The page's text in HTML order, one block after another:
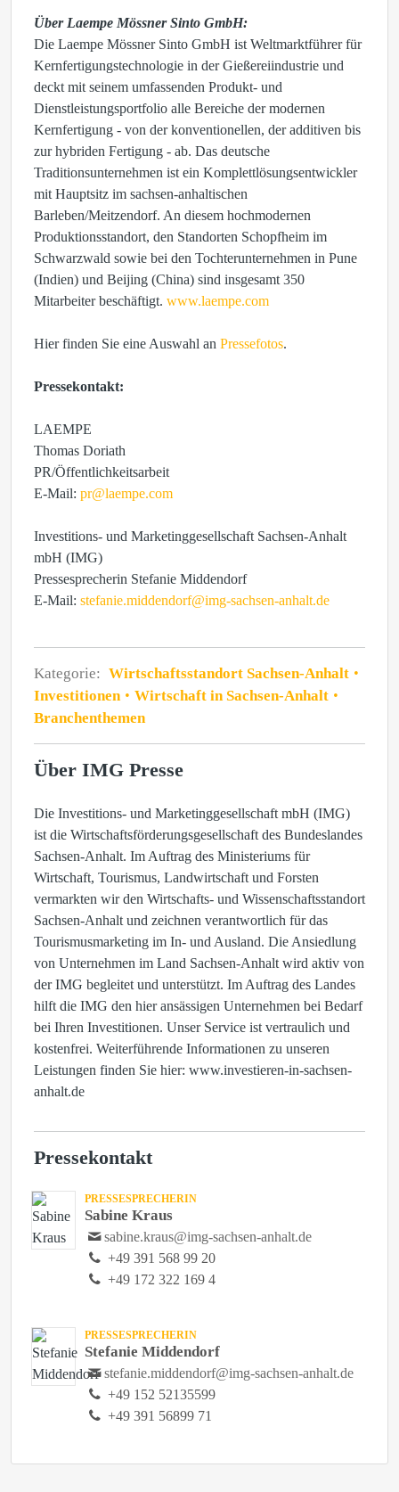
Über Laempe Mössner Sinto GmbH:
Die Laempe Mössner Sinto GmbH ist Weltmarktführer für
Kernfertigungstechnologie in der Gießereiindustrie und
deckt mit seinem umfassenden Produkt- und
Dienstleistungsportfolio alle Bereiche der modernen
Kernfertigung - von der konventionellen, der additiven bis
zur hybriden Fertigung - ab. Das deutsche
Traditionsunternehmen ist ein Komplettlösungsentwickler
mit Hauptsitz im sachsen-anhaltischen
Barleben/Meitzendorf. An diesem hochmodernen
Produktionsstandort, den Standorten Schopfheim im
Schwarzwald sowie bei den Tochterunternehmen in Pune
(Indien) und Beijing (China) sind insgesamt 350
Mitarbeiter beschäftigt. www.laempe.com
Hier finden Sie eine Auswahl an Pressefotos.
Pressekontakt:
LAEMPE
Thomas Doriath
PR/Öffentlichkeitsarbeit
E-Mail: pr@laempe.com
Investitions- und Marketinggesellschaft Sachsen-Anhalt
mbH (IMG)
Pressesprecherin Stefanie Middendorf
E-Mail: stefanie.middendorf@img-sachsen-anhalt.de
Kategorie: Wirtschaftsstandort Sachsen-Anhalt
Investitionen
Wirtschaft in Sachsen-Anhalt
Branchenthemen
Über IMG Presse
Die Investitions- und Marketinggesellschaft mbH (IMG)
ist die Wirtschaftsförderungsgesellschaft des Bundeslandes
Sachsen-Anhalt. Im Auftrag des Ministeriums für
Wirtschaft, Tourismus, Landwirtschaft und Forsten
vermarkten wir den Wirtschafts- und Wissenschaftsstandort
Sachsen-Anhalt und zeichnen verantwortlich für das
Tourismusmarketing im In- und Ausland. Die Ansiedlung
von Unternehmen im Land Sachsen-Anhalt wird aktiv von
der IMG begleitet und unterstützt. Im Auftrag des Landes
hilft die IMG den hier ansässigen Unternehmen bei Bedarf
bei Ihren Investitionen. Unser Service ist vertraulich und
kostenfrei. Weiterführende Informationen zu unseren
Leistungen finden Sie hier: www.investieren-in-sachsen-
anhalt.de
Pressekontakt
PRESSESPRECHERIN
Sabine Kraus
sabine.kraus@img-sachsen-anhalt.de
+49 391 568 99 20
+49 172 322 169 4
PRESSESPRECHERIN
Stefanie Middendorf
stefanie.middendorf@img-sachsen-anhalt.de
+49 152 52135599
+49 391 56899 71